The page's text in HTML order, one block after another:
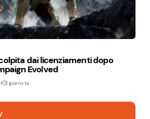
dai licenziamenti dopo
Evolved
1 giorno fa